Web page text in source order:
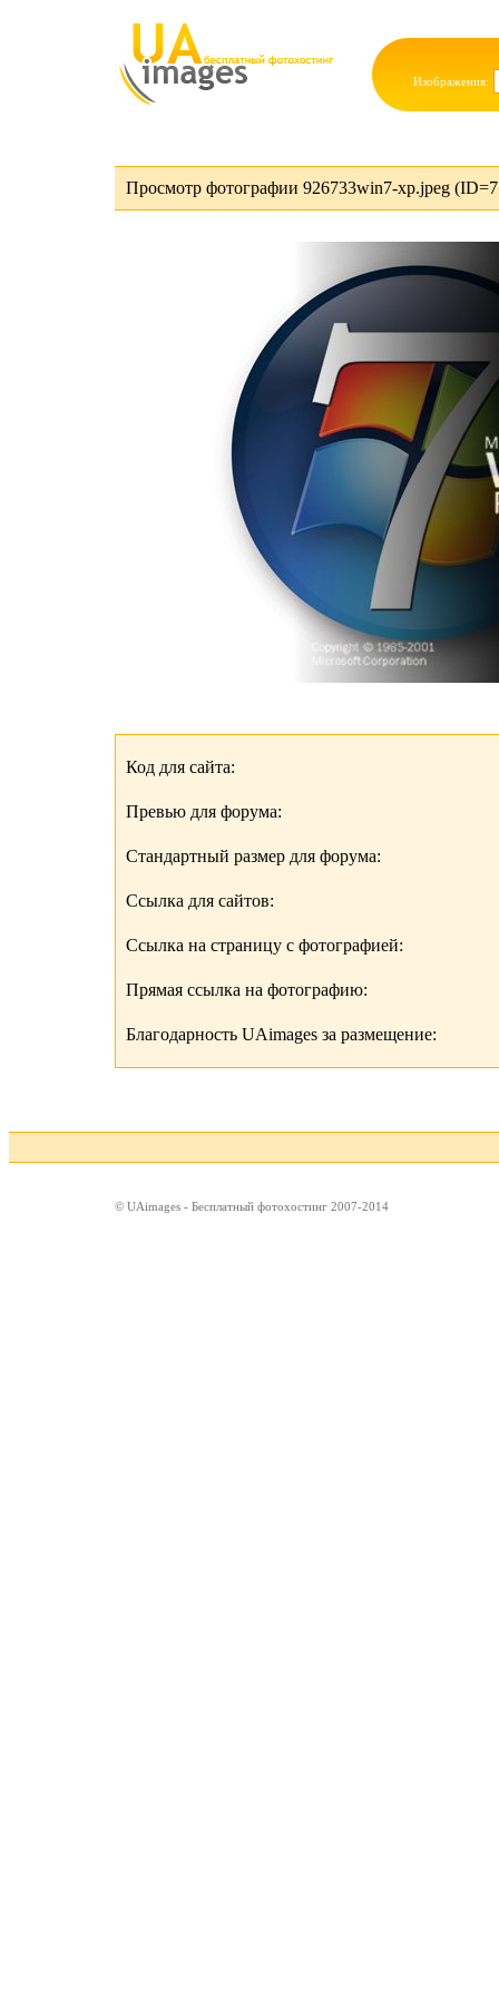
Изображения:
Просмотр фотографии 926733win7-xp.jpeg
Код для сайта:
Превью для форума:
Стандартный размер для форума:
Ссылка для сайтов:
Ссылка на страницу с фотографией:
Прямая ссылка на фотографию:
Благодарность UAimages за размещение:
© UAimages - Бесплатный фотохостинг 2007-2014